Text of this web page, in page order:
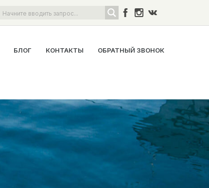
БЛОГ КОНТАКТЫ ОБРАТНЫЙ ЗВОНОК